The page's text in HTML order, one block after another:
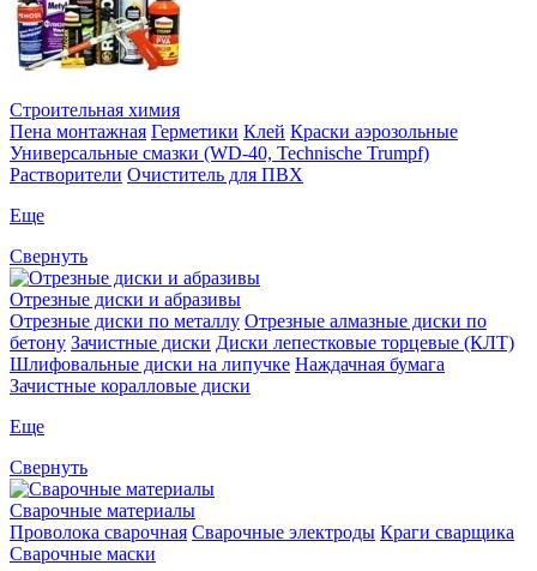
Строительная химия
Пена монтажная Герметики Клей Краски аэрозольные
Универсальные смазки (WD-40, Technische Trumpf)
Растворители Очиститель для ПВХ
Еще
Свернуть
Отрезные диски и абразивы
Отрезные диски по металлу Отрезные алмазные диски по
бетону Зачистные диски Диски лепестковые торцевые (КЛТ)
Шлифовальные диски на липучке Наждачная бумага
Зачистные коралловые диски
Еще
Свернуть
Сварочные материалы
Проволока сварочная Сварочные электроды Краги сварщика
Сварочные маски